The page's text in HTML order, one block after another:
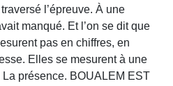
l’épreuve. À une
manqué. Et l’on se dit que
pas en chiffres, en
Elles se mesurent à une
présence. BOUALEM EST